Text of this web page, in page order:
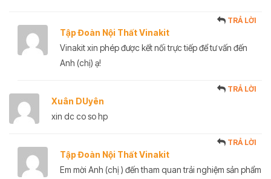
Tập Đoàn Nội Thất Vinakit
TRẢ LỜI
Vinakit xin phép được kết nối trực tiếp để tư vấn đến
Anh (chị) ạ!
Xuân DUyên
TRẢ LỜI
xin dc co so hp
Tập Đoàn Nội Thất Vinakit
TRẢ LỜI
Em mời Anh (chị ) đến tham quan trải nghiệm sản phẩm